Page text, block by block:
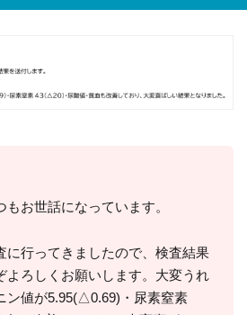
お世話になっています。
に行ってきましたので、検査結果
よろしくお願いします。大変うれ
ン値が5.95(△0.69)・尿素窒素